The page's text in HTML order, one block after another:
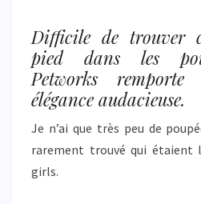
Difficile de trouver
pied dans les
Petworks
élégance audacieuse.
Je n’ai que très peu de
rarement trouvé qui étaient
girls.